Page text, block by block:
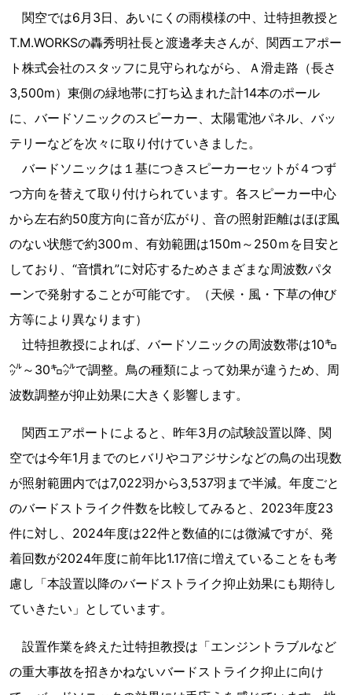
関空では6月3日、あいにくの雨模様の中、辻特担教授と
T.M.WORKSの轟秀明社長と渡邊孝夫さんが、関西エアポー
ト株式会社のスタッフに見守られながら、Ａ滑走路（長さ
3,500m）東側の緑地帯に打ち込まれた計14本のポール
に、バードソニックのスピーカー、太陽電池パネル、バッ
テリーなどを次々に取り付けていきました。
バードソニックは１基につきスピーカーセットが４つず
つ方向を替えて取り付けられています。各スピーカー中心
から左右約50度方向に音が広がり、音の照射距離はほぼ風
のない状態で約300ｍ、有効範囲は150m～250ｍを目安と
しており、“音慣れ”に対応するためさまざまな周波数パタ
ーンで発射することが可能です。（天候・風・下草の伸び
方等により異なります）
辻特担教授によれば、バードソニックの周波数帯は10㌔
㌹～30㌔㌹で調整。鳥の種類によって効果が違うため、周
波数調整が抑止効果に大きく影響します。
関西エアポートによると、昨年3月の試験設置以降、関
空では今年1月までのヒバリやコアジサシなどの鳥の出現数
が照射範囲内では7,022羽から3,537羽まで半減。年度ごと
のバードストライク件数を比較してみると、2023年度23
件に対し、2024年度は22件と数値的には微減ですが、発
着回数が2024年度に前年比1.17倍に増えていることをも考
慮し「本設置以降のバードストライク抑止効果にも期待し
ていきたい」としています。
設置作業を終えた辻特担教授は「エンジントラブルなど
の重大事故を招きかねないバードストライク抑止に向け